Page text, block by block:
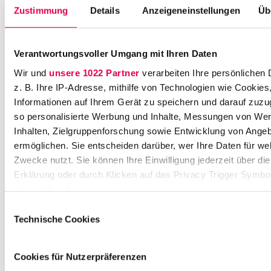
Zustimmung Details Anzeigeneinstellungen
Verantwortungsvoller Umgang mit Ihren Daten
Wir und unsere 1022 Partner verarbeiten Ihre persönlichen
z. B. Ihre IP-Adresse, mithilfe von Technologien wie
Informationen auf Ihrem Gerät zu speichern und darauf
so personalisierte Werbung und Inhalte, Messungen von
Inhalten, Zielgruppenforschung sowie Entwicklung von
ermöglichen. Sie entscheiden darüber, wer Ihre Daten für
Zwecke nutzt. Sie können Ihre Einwilligung jederzeit über
Erklärung oder durch Klicken auf das Privacy Trigger
Wenn Sie es erlauben, würden wir auch gerne:
Ihr Gerät durch aktives Scannen nach bestimmten
Technische Cookies
Cookies für Nutzerpräferenzen
r
s
r
e
2
1
7
0
1
7